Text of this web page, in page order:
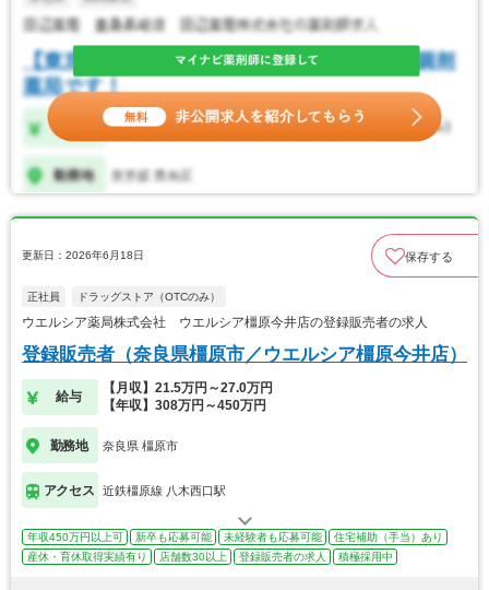
更新日：2026年6月18日 保存する
正社員 ドラッグストア（OTCのみ）
ウエルシア薬局株式会社 ウエルシア橿原今井店の登録販売者の求人
登録販売者（奈良県橿原市／ウエルシア橿原今井店）
給与
【月収】21.5万円～27.0万円
【年収】308万円～450万円
勤務地 奈良県 橿原市
アクセス 近鉄橿原線 八木西口駅
年収450万円以上可 新卒も応募可能 未経験者も応募可能
住宅補助（手当）あり
産休・育休取得実績有り
店舗数30以上 登録販売者の求人 積極採用中